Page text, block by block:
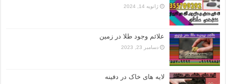
ژانویه 14, 2024
علائم وجود طلا در زمین
دسامبر 23, 2023
لایه های خاک در دفینه